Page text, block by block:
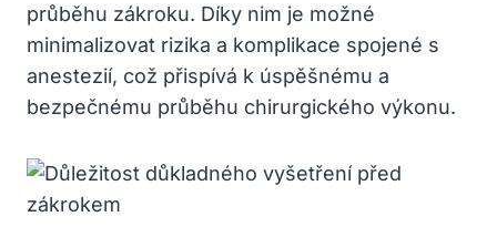
průběhu zákroku. Díky nim je možné
minimalizovat rizika a komplikace spojené s
anestezií, což přispívá k úspěšnému a
bezpečnému průběhu chirurgického výkonu.